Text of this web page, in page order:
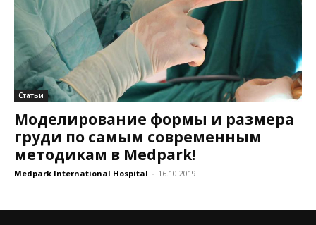
Статьи
Моделирование формы и размера
груди по самым современным
методикам в Medpark!
Medpark International Hospital - 16.10.2019